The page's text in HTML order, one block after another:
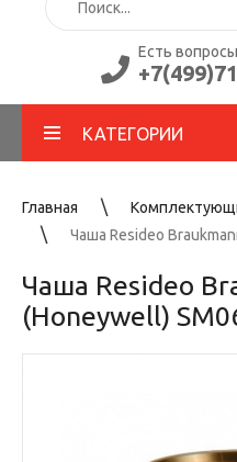
Есть
КАТЕГОРИИ
Главная
Чаша Resideo
Чаша Resideo
(Honeywell)